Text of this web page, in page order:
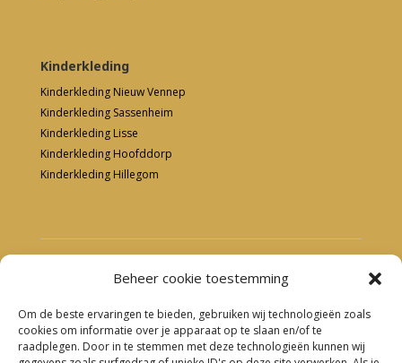
Beheer cookie toestemming
Om de beste ervaringen te bieden, gebruiken wij technologieën zoals
cookies om informatie over je apparaat op te slaan en/of te
raadplegen. Door in te stemmen met deze technologieën kunnen wij
Kinderkleding
Kinderkleding Nieuw Vennep
Kinderkleding Sassenheim
Kinderkleding Lisse
Kinderkleding Hoofddorp
Kinderkleding Hillegom
Copyright 2023 – Dieuw Babykleding & Kinderkleding